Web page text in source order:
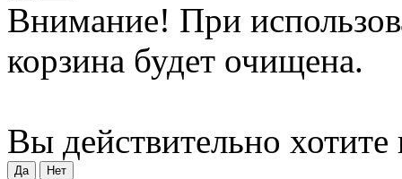
Внимание! При
корзина будет очищена.
Вы действительно